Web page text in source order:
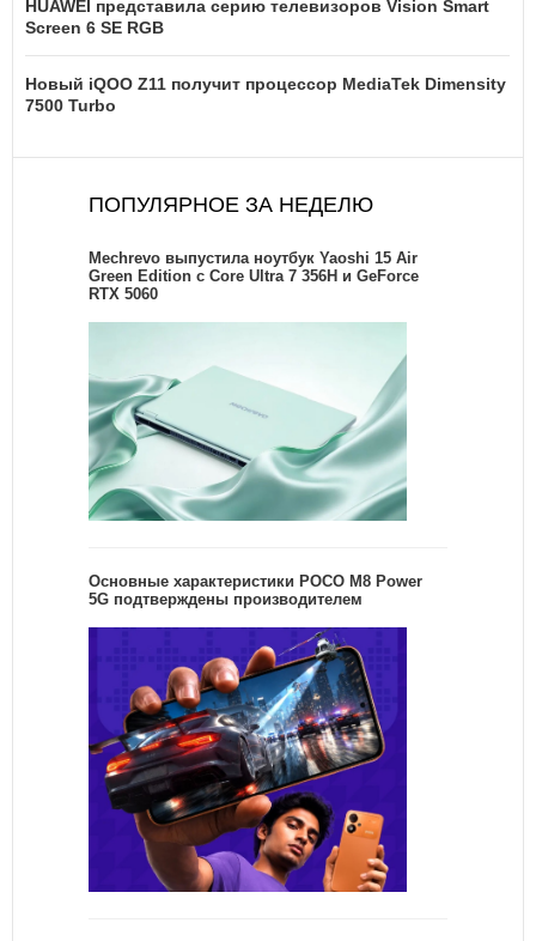
HUAWEI представила серию телевизоров Vision Smart
Screen 6 SE RGB
Новый iQOO Z11 получит процессор MediaTek Dimensity
7500 Turbo
ПОПУЛЯРНОЕ ЗА НЕДЕЛЮ
Mechrevo выпустила ноутбук Yaoshi 15 Air
Green Edition с Core Ultra 7 356H и GeForce
RTX 5060
Основные характеристики POCO M8 Power
5G подтверждены производителем